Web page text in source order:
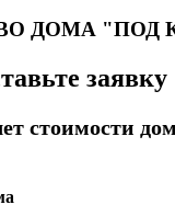
ДОМА "ПОД
заявку
стоимости